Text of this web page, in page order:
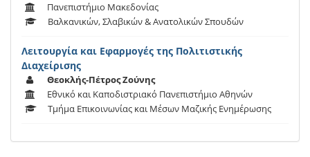
Πανεπιστήμιο Μακεδονίας
Βαλκανικών, Σλαβικών & Ανατολικών Σπουδών
Λειτουργία και Εφαρμογές της Πολιτιστικής
Διαχείρισης
Θεοκλής-Πέτρος Ζούνης
Εθνικό και Καποδιστριακό Πανεπιστήμιο Αθηνών
Τμήμα Επικοινωνίας και Μέσων Μαζικής Ενημέρωσης